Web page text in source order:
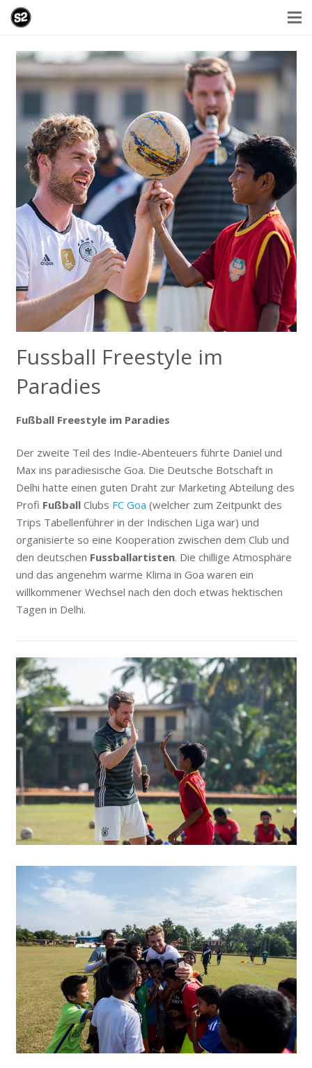
Fussball Freestyle im
Paradies
Fußball Freestyle im Paradies
Der zweite Teil des Indie-Abenteuers führte Daniel und
Max ins paradiesische Goa. Die Deutsche Botschaft in
Delhi hatte einen guten Draht zur Marketing Abteilung des
Profi FußballClubs FC Goa (welcher zum Zeitpunkt des
Trips Tabellenführer in der Indischen Liga war) und
organisierte so eine Kooperation zwischen dem Club und
den deutschen Fussballartisten. Die chillige Atmosphäre
und das angenehm warme Klima in Goa waren ein
willkommener Wechsel nach den doch etwas hektischen
Tagen in Delhi.